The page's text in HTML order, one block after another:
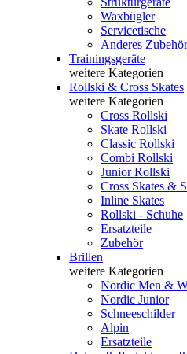
Waxbügler
Servicetische
Anderes Zubehör
Trainingsgeräte
weitere Kategorien
Rollski & Cross Skates
weitere Kategorien
Cross Rollski
Skate Rollski
Classic Rollski
Combi Rollski
Junior Rollski
Cross Skates &
Inline Skates
Rollski - Schuhe
Ersatzteile
Zubehör
Brillen
weitere Kategorien
Nordic Men &
Nordic Junior
Schneeschilder
Alpin
Ersatzteile